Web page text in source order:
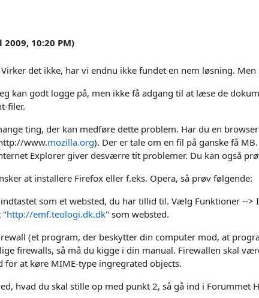
10:20 PM)
Virker det ikke, har vi endnu ikke fundet en nem løsning.
kan godt logge på, men ikke få adgang til at læse de
filer.
ting, der kan medføre dette problem. Har du en
www.mozilla.org). Der er tale om en fil på ganske få
Explorer giver desværre tit problemer. Du kan også
at installere Firefox eller f.eks. Opera, så prøv følgende:
som et websted, du har tillid til. Vælg Funktioner -->
"http://emf.teologi.dk.dk" som websted.
(et program, der beskytter din computer mod, at
firewalls, så må du kigge i din manual. Firewallen skal
at køre MIME-type ingregrated objects.
hvad du skal stille op med punkt 2, så gå ind i